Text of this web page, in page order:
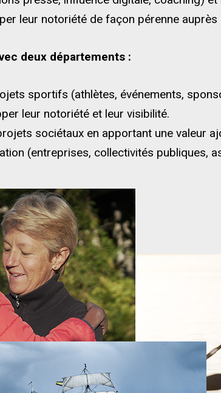
leur notoriété de façon pérenne auprès
deux départements :
sportifs (athlètes, événements,
leur notoriété et leur visibilité.
sociétaux en apportant une valeur
(entreprises, collectivités publiques,